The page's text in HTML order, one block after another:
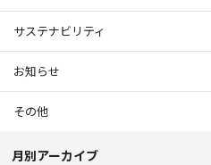
サステナビリティ
お知らせ
その他
月別アーカイブ